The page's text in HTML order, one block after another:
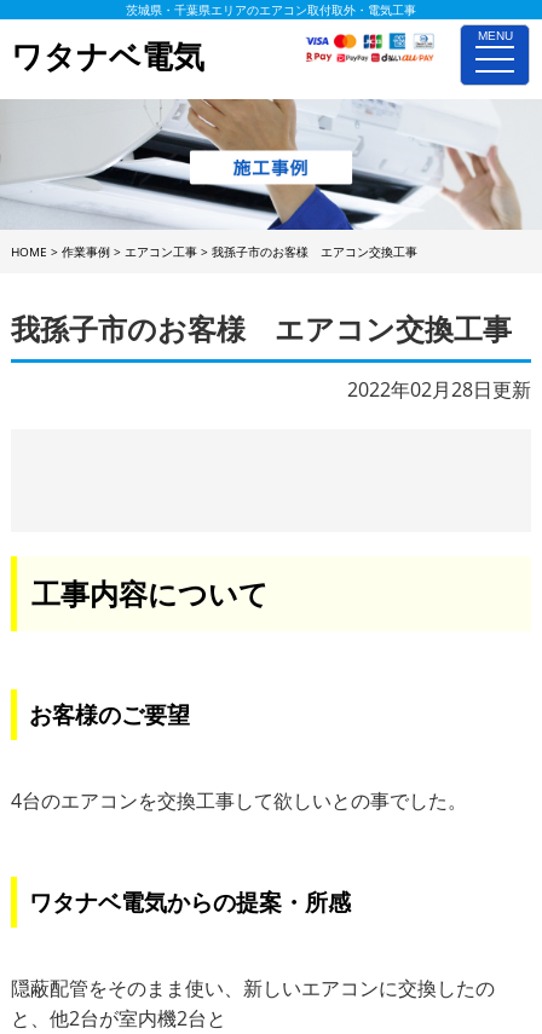
MENU
toggle
茨城県・千葉県エリアのエアコン取付取外・電気工事
ワタナベ電気
HOME > 作業事例> エアコン工事> 我孫子市のお客様 エアコン交換工事
我孫子市のお客様 エアコン交換工事
2022年02月28日更新
工事内容について
お客様のご要望
4台のエアコンを交換工事して欲しいとの事でした。
ワタナベ電気からの提案・所感
隠蔽配管をそのまま使い、新しいエアコンに交換したの
と、他2台が室内機2台と